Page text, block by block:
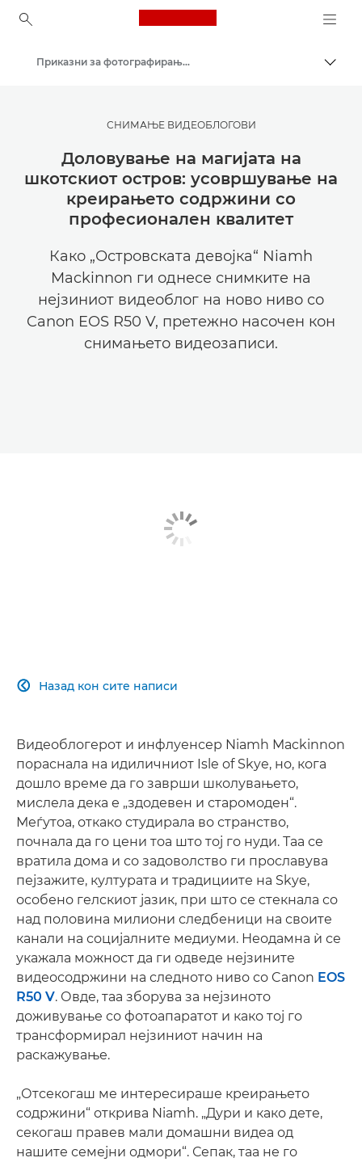
Canon Logo, back to
Get Inspired | Совети за фотографирање и печатење и водичи за купување
Приказни за фотографирање и креативност
СНИМАЊЕ ВИДЕОБЛОГОВИ
Доловување на магијата на
шкотскиот остров: усовршување на
креирањето содржини со
професионален квалитет
Како „Островската девојка“ Niamh
Mackinnon ги однесе снимките на
нејзиниот видеоблог на ново ниво со
Canon EOS R50 V, претежно насочен кон
снимањето видеозаписи.
Назад кон сите написи

Видеоблогерот и инфлуенсер Niamh Mackinnon
пораснала на идиличниот Isle of Skye, но, кога
дошло време да го заврши школувањето,
мислела дека е „здодевен и старомоден“.
Меѓутоа, откако студирала во странство,
почнала да го цени тоа што тој го нуди. Таа се
вратила дома и со задоволство ги прославува
пејзажите, културата и традициите на Skye,
особено гелскиот јазик, при што се стекнала со
над половина милиони следбеници на своите
канали на социјалните медиуми. Неодамна ѝ се
укажала можност да ги одведе нејзините
видеосодржини на следното ниво со Canon EOS
R50 V. Овде, таа зборува за нејзиното
доживување со фотоапаратот и како тој го
трансформирал нејзиниот начин на
раскажување.
„Отсекогаш ме интересираше креирањето
содржини“ открива Niamh. „Дури и како дете,
секогаш правев мали домашни видеа од
нашите семејни одмори“. Сепак, таа не го